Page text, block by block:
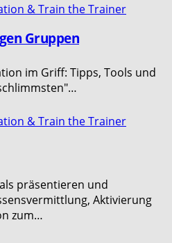
& Train the Trainer
Gruppen
im Griff: Tipps, Tools und
& Train the Trainer
präsentieren und
Aktivierung
zum…